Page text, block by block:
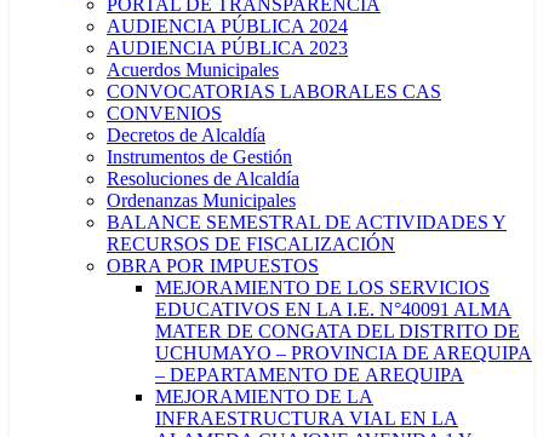
PORTAL DE TRANSPARENCIA
AUDIENCIA PÚBLICA 2024
AUDIENCIA PÚBLICA 2023
Acuerdos Municipales
CONVOCATORIAS LABORALES CAS
CONVENIOS
Decretos de Alcaldía
Instrumentos de Gestión
Resoluciones de Alcaldía
Ordenanzas Municipales
BALANCE SEMESTRAL DE ACTIVIDADES Y
RECURSOS DE FISCALIZACIÓN
OBRA POR IMPUESTOS
MEJORAMIENTO DE LOS SERVICIOS
EDUCATIVOS EN LA I.E. N°40091 ALMA
MATER DE CONGATA DEL DISTRITO DE
UCHUMAYO – PROVINCIA DE AREQUIPA
– DEPARTAMENTO DE AREQUIPA
MEJORAMIENTO DE LA
INFRAESTRUCTURA VIAL EN LA